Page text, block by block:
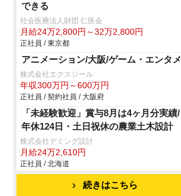
できる
社会医療法人財団 仁医会
月給24万2,800円～32万2,800円
正社員 / 東京都
アニメーション/大阪/ゲーム・エンタメ
株式会社エクスジール
年収300万円～600万円
正社員 / 契約社員 / 大阪府
「未経験歓迎」賞与8月は4ヶ月分実績/
年休124日・土日祝休の農業土木設計
株式会社デミング設計
月給24万2,610円
正社員 / 北海道
続きはこちら